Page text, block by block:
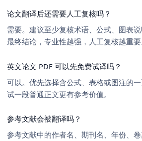
论文翻译后还需要人工复核吗？
需要。建议至少复核术语、公式、图表
最终结论，专业性越强，人工复核越重要
英文论文 PDF 可以先免费试译吗？
可以。优先选择含公式、表格或图注的
试一段普通正文更有参考价值。
参考文献会被翻译吗？
参考文献中的作者名、期刊名、年份、